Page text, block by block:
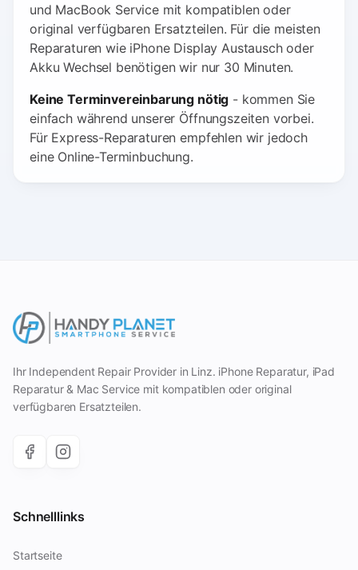
und MacBook Service mit kompatiblen oder
original verfügbaren Ersatzteilen. Für die meisten
Reparaturen wie iPhone Display Austausch oder
Akku Wechsel benötigen wir nur 30 Minuten.
Keine Terminvereinbarung nötig - kommen Sie
einfach während unserer Öffnungszeiten vorbei.
Für Express-Reparaturen empfehlen wir jedoch
eine Online-Terminbuchung.
Ihr Independent Repair Provider in Linz. iPhone Reparatur, iPad
Reparatur & Mac Service mit kompatiblen oder original
verfügbaren Ersatzteilen.
Schnelllinks
Startseite